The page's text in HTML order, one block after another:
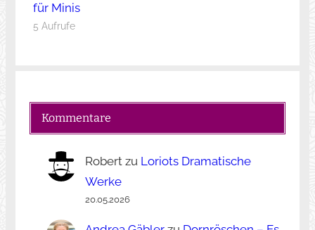
für Minis
5 Aufrufe
Kommentare
Robertzu Loriots Dramatische
Werke
20.05.2026